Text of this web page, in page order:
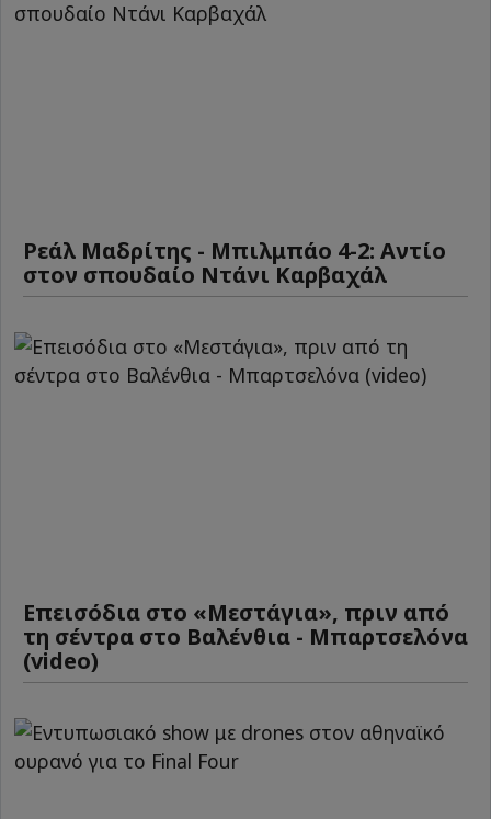
Ρεάλ Μαδρίτης - Μπιλμπάο 4-2: Αντίο
στον σπουδαίο Ντάνι Καρβαχάλ
Επεισόδια στο «Μεστάγια», πριν από
τη σέντρα στο Βαλένθια - Μπαρτσελόνα
(video)